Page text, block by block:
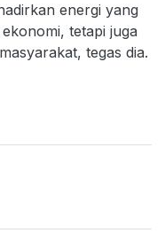
energi yang
tetapi juga
tegas dia.